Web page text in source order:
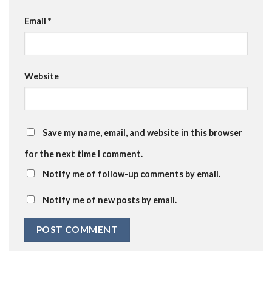
Email *
Website
Save my name, email, and website in this browser
for the next time I comment.
Notify me of follow-up comments by email.
Notify me of new posts by email.